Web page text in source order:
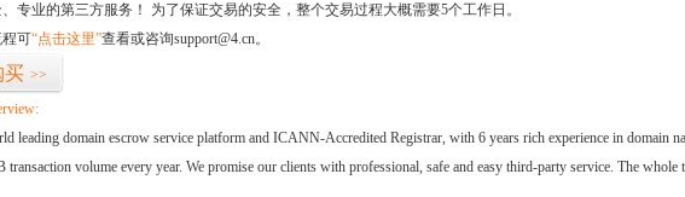
专业的第三方服务！ 为了保证交易的安全，整个交易过程大概需要5个工作日。
可“点击这里”查看或咨询support@4.cn。
买 >>
leading domain escrow service platform and ICANN-Accredited Registrar, with 6 years rich experience in domain
volume every year. We promise our clients with professional, safe and easy third-party service. The whole